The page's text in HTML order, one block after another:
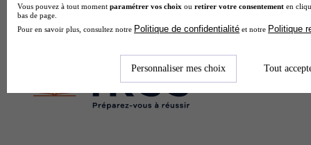
Vous pouvez à tout moment paramétrer vos choix ou retirer votre consentement en
bas de page.
Pour en savoir plus, consultez notre Politique de confidentialité et notre Politique
Personnaliser mes choix Tout